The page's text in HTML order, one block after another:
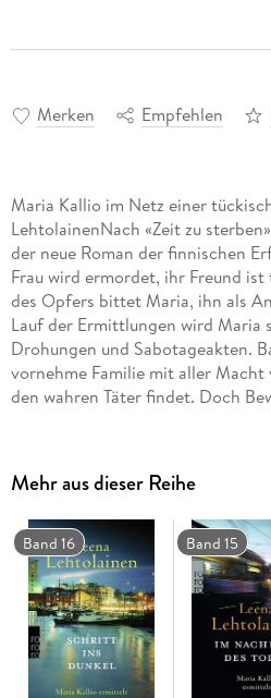
Merken Empfehlen
Maria Kallio im Netz einer
LehtolainenNach «Zeit zu
der neue Roman der finnischen
Frau wird ermordet, ihr Freund
des Opfers bittet Maria, ihn als
Lauf der Ermittlungen wird Maria
Drohungen und Sabotageakten.
vornehme Familie mit aller Macht
den wahren Täter findet. Doch
Mehr aus dieser Reihe
Band 16 Band 15